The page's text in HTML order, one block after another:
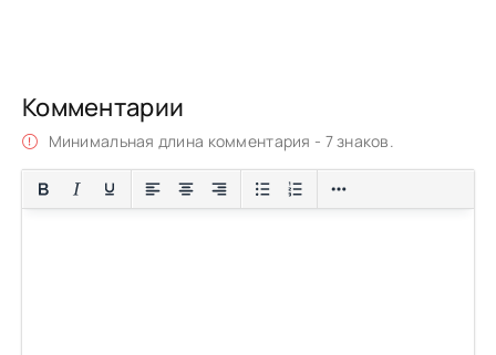
Комментарии
Минимальная длина комментария - 7 знаков.